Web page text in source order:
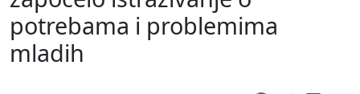
potrebama i problemima
mladih